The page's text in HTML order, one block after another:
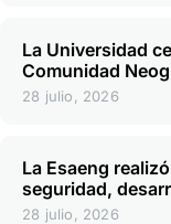
La Universidad
Comunidad
28 julio, 2026
La Esaeng
seguridad,
28 julio, 2026